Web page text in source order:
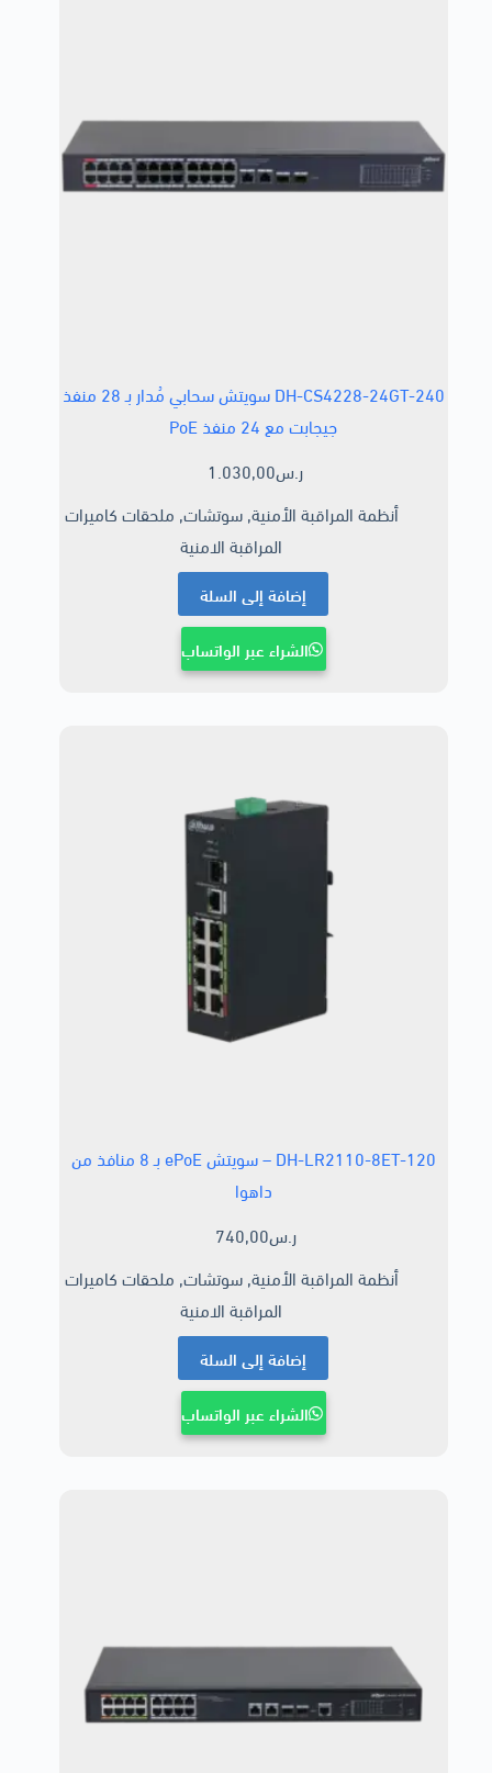
DH-CS4228-24GT-240 سويتش سحابي مُدار بـ 28 منفذ
جيجابت مع 24 منفذ PoE
1.030,00ر.س
أنظمة المراقبة الأمنية,سوتشات, ملحقات كاميرات
المراقبة الامنية
إضافة إلى السلة
الشراء عبر الواتساب
DH-LR2110-8ET-120 – سويتش ePoE بـ 8 منافذ من
داهوا
740,00ر.س
أنظمة المراقبة الأمنية,سوتشات, ملحقات كاميرات
المراقبة الامنية
إضافة إلى السلة
الشراء عبر الواتساب